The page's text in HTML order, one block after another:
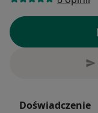
Doświadczenie